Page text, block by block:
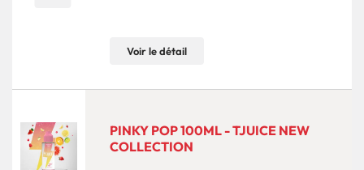
Voir le détail
PINKY POP 100ML - TJUICE NEW
COLLECTION